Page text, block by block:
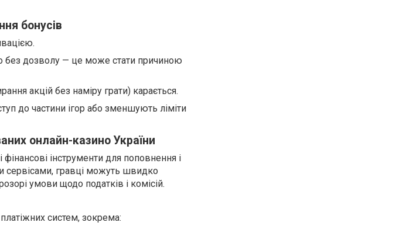
бонусів
без дозволу — це може стати причиною
акцій без наміру грати) карається.
до частини ігор або зменшують ліміти
онлайн-казино України
інструменти для поповнення і
сервісами, гравці можуть швидко
умови щодо податків і комісій.
систем, зокрема: